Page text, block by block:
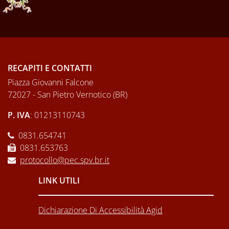
RECAPITI E CONTATTI
Piazza Giovanni Falcone
72027 - San Pietro Vernotico (BR)
P. IVA: 01213110743
0831.654741
0831.653763
protocollo@pec.spv.br.it
LINK UTILI
Dichiarazione Di Accessibilità Agid